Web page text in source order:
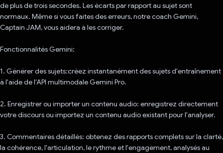
de plus de trois secondes. Les écarts par rapport au sujet sont
normaux. Même si vous faites des erreurs, notre coach Gemini,
Captain JAM, vous aidera à les corriger.
Fonctionnalités Gemini:
1. Générer des sujets:créez instantanément des sujets d'entraînement
à l'aide de l'API multimodale Gemini Pro.
2. Enregistrer ou importer un contenu audio: enregistrez directement
votre discours ou importez un contenu audio existant pour l'analyser.
3. Commentaires détaillés: obtenez des rapports complets sur la clarté,
la cohérence, l'articulation, le rythme et l'engagement, analysés au